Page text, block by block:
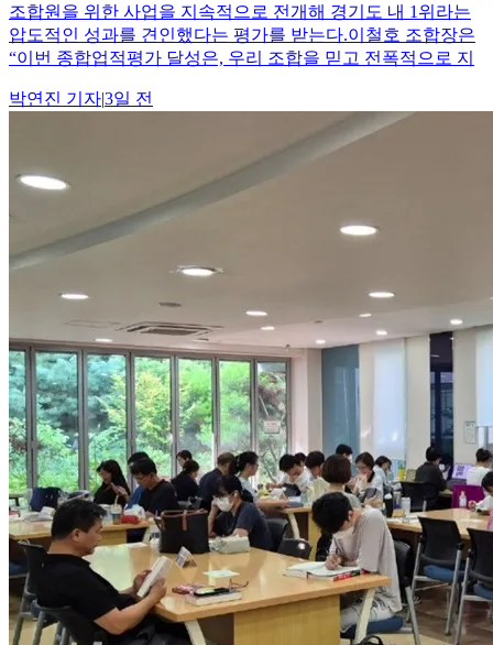
조합원을 위한 사업을 지속적으로 전개해 경기도 내 1위라는
압도적인 성과를 견인했다는 평가를 받는다.이철호 조합장은
“이번 종합업적평가 달성은, 우리 조합을 믿고 전폭적으로 지
박연진 기자|3일 전